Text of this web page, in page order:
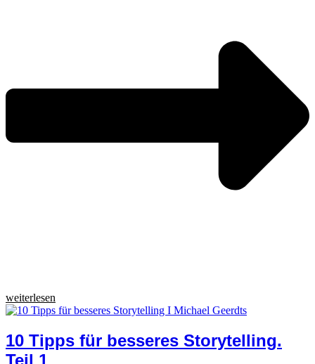
weiterlesen
10 Tipps für besseres Storytelling.